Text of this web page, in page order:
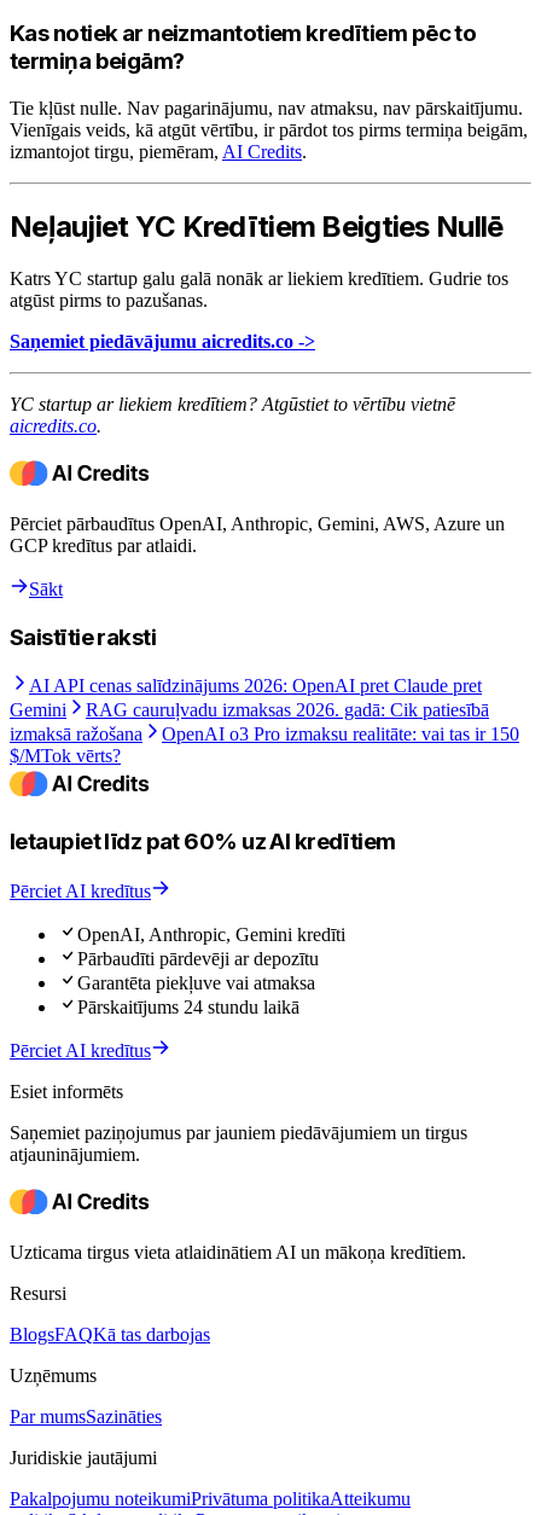
Kas notiek ar neizmantotiem kredītiem pēc to
termiņa beigām?
Tie kļūst nulle. Nav pagarinājumu, nav atmaksu, nav pārskaitījumu.
Vienīgais veids, kā atgūt vērtību, ir pārdot tos pirms termiņa beigām,
izmantojot tirgu, piemēram, AI Credits.
Neļaujiet YC Kredītiem Beigties Nullē
Katrs YC startup galu galā nonāk ar liekiem kredītiem. Gudrie tos
atgūst pirms to pazušanas.
Saņemiet piedāvājumu aicredits.co ->
YC startup ar liekiem kredītiem? Atgūstiet to vērtību vietnē
aicredits.co.
Pērciet pārbaudītus OpenAI, Anthropic, Gemini, AWS, Azure un
GCP kredītus par atlaidi.
Sākt
Saistītie raksti
AI API cenas salīdzinājums 2026: OpenAI pret Claude pret
Gemini
RAG cauruļvadu izmaksas 2026. gadā: Cik patiesībā
izmaksā ražošana
OpenAI o3 Pro izmaksu realitāte: vai tas ir 150
$/MTok vērts?
Ietaupiet līdz pat 60% uz AI kredītiem
Pērciet AI kredītus
OpenAI, Anthropic, Gemini kredīti
Pārbaudīti pārdevēji ar depozītu
Garantēta piekļuve vai atmaksa
Pārskaitījums 24 stundu laikā
Pērciet AI kredītus
Esiet informēts
Saņemiet paziņojumus par jauniem piedāvājumiem un tirgus
atjauninājumiem.
Uzticama tirgus vieta atlaidinātiem AI un mākoņa kredītiem.
Resursi
BlogsFAQKā tas darbojas
Uzņēmums
Par mumsSazināties
Juridiskie jautājumi
Pakalpojumu noteikumiPrivātuma politikaAtteikumu